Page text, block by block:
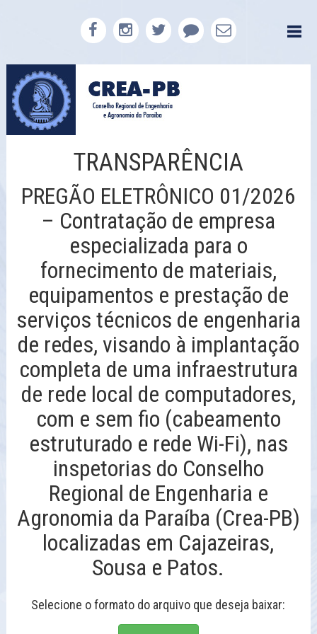
TRANSPARÊNCIA
PREGÃO ELETRÔNICO 01/2026
– Contratação de empresa
especializada para o
fornecimento de materiais,
equipamentos e prestação de
serviços técnicos de engenharia
de redes, visando à implantação
completa de uma infraestrutura
de rede local de computadores,
com e sem fio (cabeamento
estruturado e rede Wi-Fi), nas
inspetorias do Conselho
Regional de Engenharia e
Agronomia da Paraíba (Crea-PB)
localizadas em Cajazeiras,
Sousa e Patos.
Selecione o formato do arquivo que deseja baixar: